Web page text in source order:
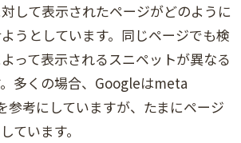
して表示されたページがどのように
うとしています。同じページでも検
って表示されるスニペットが異なる
多くの場合、Googleはmeta
考にしていますが、たまにページ
ています。